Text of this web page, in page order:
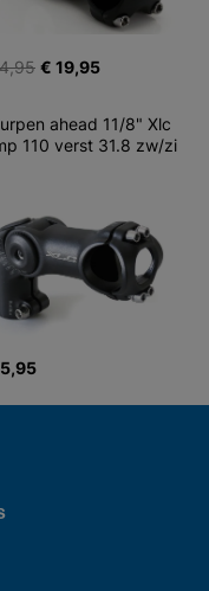
€ 19,95
ahead 11/8" Xlc
110 verst 31.8 zw/zi